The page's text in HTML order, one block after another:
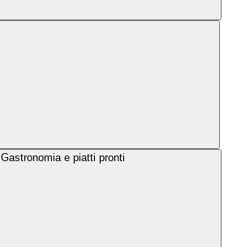
Gastronomia e piatti pronti